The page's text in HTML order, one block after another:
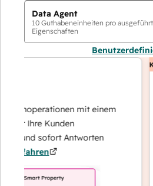
Data Agent
10 Guthabeneinheiten pro
Eigenschaften
mit einem
Ihre Kunden
und sofort Antworten
KI-